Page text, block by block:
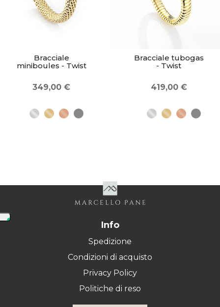
Bracciale
miniboules - Twist
349,00 €
Bracciale tubogas
- Twist
419,00 €
Info
Spedizione
Condizioni di acquisto
Privacy Policy
Politiche di reso